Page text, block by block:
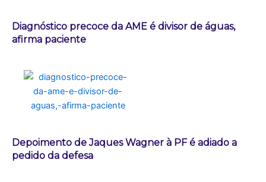
Diagnóstico precoce da AME é divisor de águas,
afirma paciente
Depoimento de Jaques Wagner à PF é adiado a
pedido da defesa